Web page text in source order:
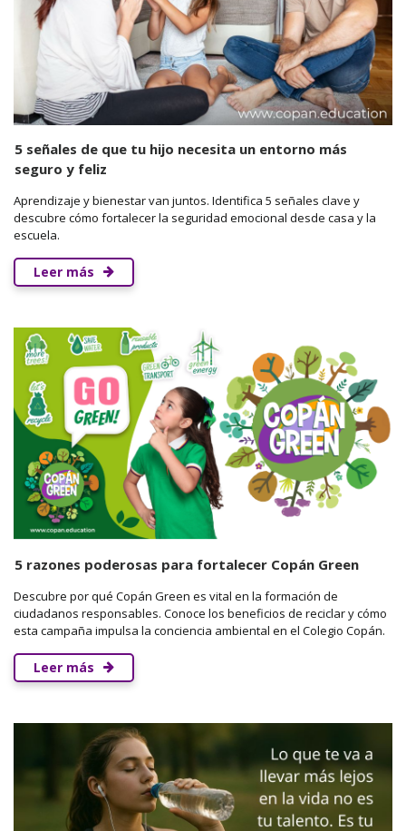
5 señales de que tu hijo necesita un entorno más
seguro y feliz
Aprendizaje y bienestar van juntos. Identifica 5 señales clave y
descubre cómo fortalecer la seguridad emocional desde casa y la
escuela.
Leer más
5 razones poderosas para fortalecer Copán Green
Descubre por qué Copán Green es vital en la formación de
ciudadanos responsables. Conoce los beneficios de reciclar y cómo
esta campaña impulsa la conciencia ambiental en el Colegio Copán.
Leer más